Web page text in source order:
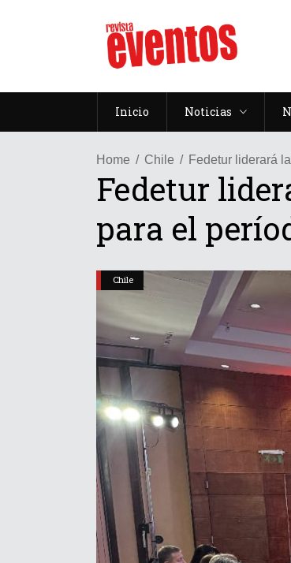
Inicio Noticias
Home Chile Fedetur liderará
Fedetur
para el
Chile